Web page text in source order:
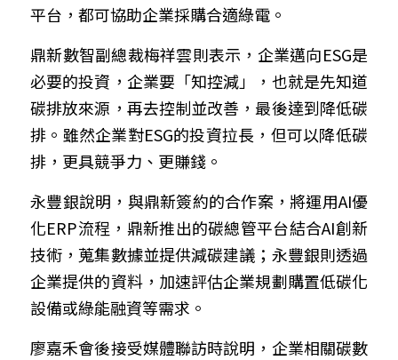
平台，都可協助企業採購合適綠電。
鼎新數智副總裁梅祥雲則表示，企業邁向ESG是
必要的投資，企業要「知控減」，也就是先知道
碳排放來源，再去控制並改善，最後達到降低碳
排。雖然企業對ESG的投資拉長，但可以降低碳
排，更具競爭力、更賺錢。
永豐銀說明，與鼎新簽約的合作案，將運用AI優
化ERP流程，鼎新推出的碳總管平台結合AI創新
技術，蒐集數據並提供減碳建議；永豐銀則透過
企業提供的資料，加速評估企業規劃購置低碳化
設備或綠能融資等需求。
廖嘉禾會後接受媒體聯訪時說明，企業相關碳數